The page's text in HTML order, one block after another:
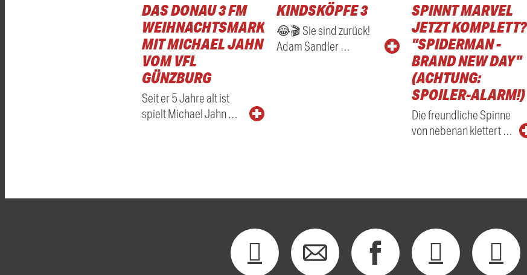
DAS DONAU 3 FM
WEIHNACHTSMARKTRADIO
MIT MICHAEL JAHN
VOM VFL
GÜNZBURG
Seit er 5 Jahre alt ist
spielt Michael Jahn …
KINDSKÖPFE 3
😂🎬 Sie sind zurück!
Adam Sandler …
SPINNT MARVEL
JETZT KOMPLETT?
"SPIDERMAN -
BRAND NEW DAY"
(ACHTUNG:
SPOILER-ALARM!)
Die freundliche Spinne
von nebenan klettert …